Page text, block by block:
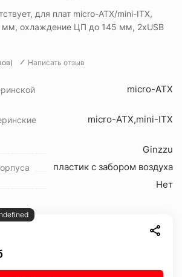
для плат micro-ATX/mini-ITX,
мм, охлаждение ЦП до 145 мм, 2xUSB
Написать отзыв
micro-ATX
micro-ATX,mini-ITX
Ginzzu
пластик с забором воздуха
Нет